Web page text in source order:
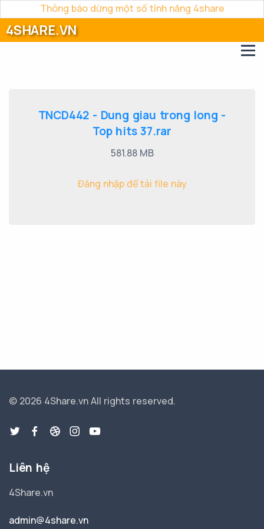
Thông báo dừng một số tính năng 4share
4SHARE.VN
TNCD442 - Dung giau trong long -
Top hits 37.rar
581.88 MB
Đăng nhập để tải file này
© 2026 4Share.vnAll rights reserved.
Liên hệ
4Share.vn
admin@4share.vn